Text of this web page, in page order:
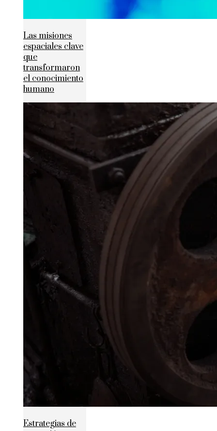
Las misiones
espaciales clave
que
transformaron
el conocimiento
humano
Estrategias de